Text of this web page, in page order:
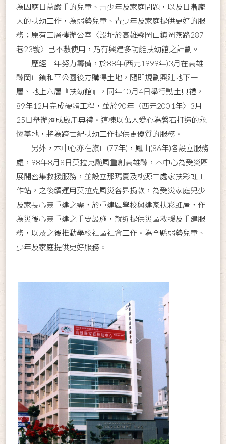
為因應日益嚴重的兒童、青少年及家庭問題，以及日漸龐
大的扶幼工作，為弱勢兒童、青少年及家庭提供更好的服
務；原有三層樓辦公室〈設址於高雄縣岡山鎮岡燕路287
巷23號〉已不敷使用，乃有興建多功能扶幼館之計劃。
歷經十年努力籌備，於88年(西元1999年)3月在高雄
縣岡山鎮和平公園後方購得土地，隨即規劃興建地下一
層、地上六層『扶幼館』，同年10月4日舉行動土典禮，
89年12月完成硬體工程，並於90年〈西元2001年〉3月
25日舉辦落成啟用典禮。這棟以萬人愛心為磐石打造的永
恆基地，將為跨世紀扶幼工作提供更優質的服務。
另外，本中心亦在旗山(77年)，鳳山(86年)各設立服務
處，98年8月8日莫拉克颱風重創高雄縣，本中心為受災區
展開密集救援服務，並設立那瑪夏及桃源二處家扶彩虹工
作站，之後續運用莫拉克風災各界捐款，為受災家庭兒少
及家長心靈重建之需，於重建區學校興建家扶彩虹屋，作
為災後心靈重建之重要設施，就近提供災區救援及重建服
務，以及之後推動學校社區社會工作。為全縣弱勢兒童、
少年及家庭提供更好服務。